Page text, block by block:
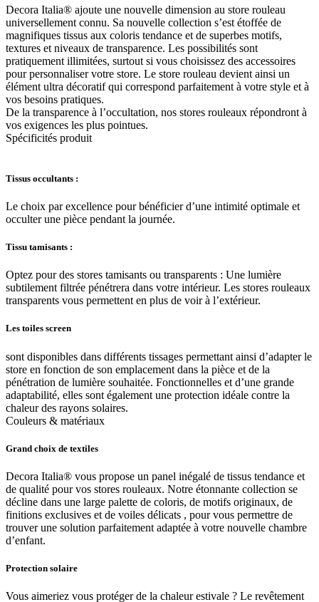
Decora Italia® ajoute une nouvelle dimension au store rouleau
universellement connu. Sa nouvelle collection s’est étoffée de
magnifiques tissus aux coloris tendance et de superbes motifs,
textures et niveaux de transparence. Les possibilités sont
pratiquement illimitées, surtout si vous choisissez des accessoires
pour personnaliser votre store. Le store rouleau devient ainsi un
élément ultra décoratif qui correspond parfaitement à votre style et à
vos besoins pratiques.
De la transparence à l’occultation, nos stores rouleaux répondront à
vos exigences les plus pointues.
Spécificités produit
Tissus occultants :
Le choix par excellence pour bénéficier d’une intimité optimale et
occulter une pièce pendant la journée.
Tissu tamisants :
Optez pour des stores tamisants ou transparents : Une lumière
subtilement filtrée pénétrera dans votre intérieur. Les stores rouleaux
transparents vous permettent en plus de voir à l’extérieur.
Les toiles screen
sont disponibles dans différents tissages permettant ainsi d’adapter le
store en fonction de son emplacement dans la pièce et de la
pénétration de lumière souhaitée. Fonctionnelles et d’une grande
adaptabilité, elles sont également une protection idéale contre la
chaleur des rayons solaires.
Couleurs & matériaux
Grand choix de textiles
Decora Italia® vous propose un panel inégalé de tissus tendance et
de qualité pour vos stores rouleaux. Notre étonnante collection se
décline dans une large palette de coloris, de motifs originaux, de
finitions exclusives et de voiles délicats , pour vous permettre de
trouver une solution parfaitement adaptée à votre nouvelle chambre
d’enfant.
Protection solaire
Vous aimeriez vous protéger de la chaleur estivale ? Le revêtement